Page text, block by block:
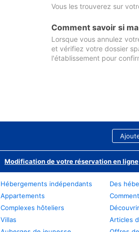
Vous les trouverez sur
Comment savoir si
Lorsque vous annulez
et vérifiez votre dossier
l'établissement pour
Modification de votre réservation en ligne
Hébergements indépendants
Appartements
Complexes hôteliers
Villas
Des
Articles